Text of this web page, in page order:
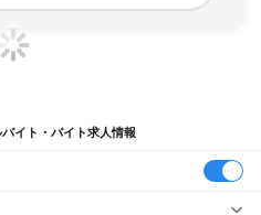
イト・バイト求人情報